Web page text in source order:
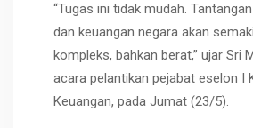
“Tugas ini tidak mudah.
dan keuangan negara akan
kompleks, bahkan berat,” ujar Sri
acara pelantikan pejabat eselon I
Keuangan, pada Jumat (23/5).